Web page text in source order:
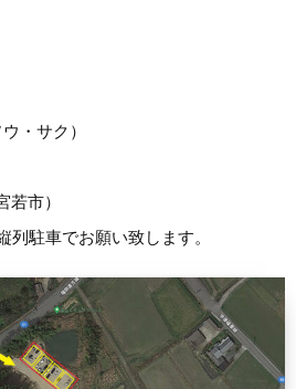
・サク）
若市）
列駐車でお願い致します。